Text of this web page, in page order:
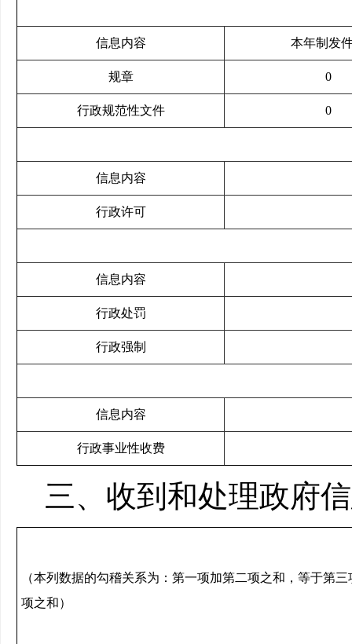
信息内容 本年制发
规章 0
行政规范性文件 0
信息内容
行政许可
信息内容
行政处罚
行政强制
信息内容
行政事业性收费
三、收到和处理政府
（本列数据的勾稽关系为：第一项加第二项之和，等于第
项之和）